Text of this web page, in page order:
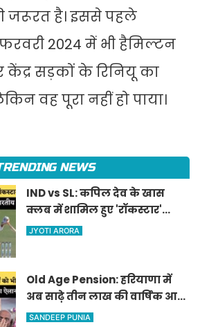
जरूरत है। इससे पहले
2024 में भी हैमिल्टन
केंद्र सड़कों के रिनियू का
वह पूरा नहीं हो पाया।
NEWS
IND vs SL: कपिल देव के खास
क्लब में शामिल हुए 'रॉकस्टार'
जडेजा, ऐसा करने वाले बने मात्र
JYOTI ARORA
Old Age Pension: हरियाणा में
अब साढ़े तीन लाख की वार्षिक आय
वाले बुजुर्गों को भी मिलेगी बुढ़ापा
SANDEEP PUNIA